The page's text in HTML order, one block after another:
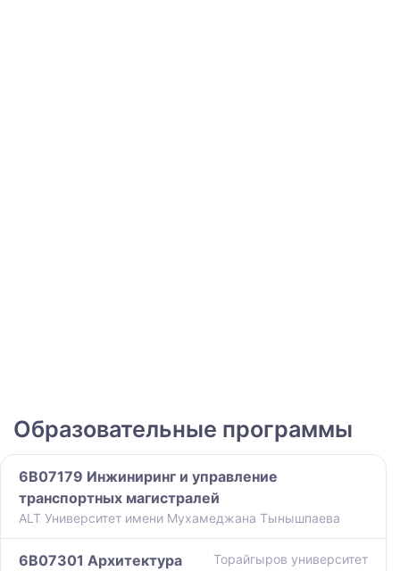
Образовательные программы
6B07179 Инжиниринг и управление
транспортных магистралей
ALT Университет имени Мухамеджана Тынышпаева
6B07301 Архитектура Торайгыров университет